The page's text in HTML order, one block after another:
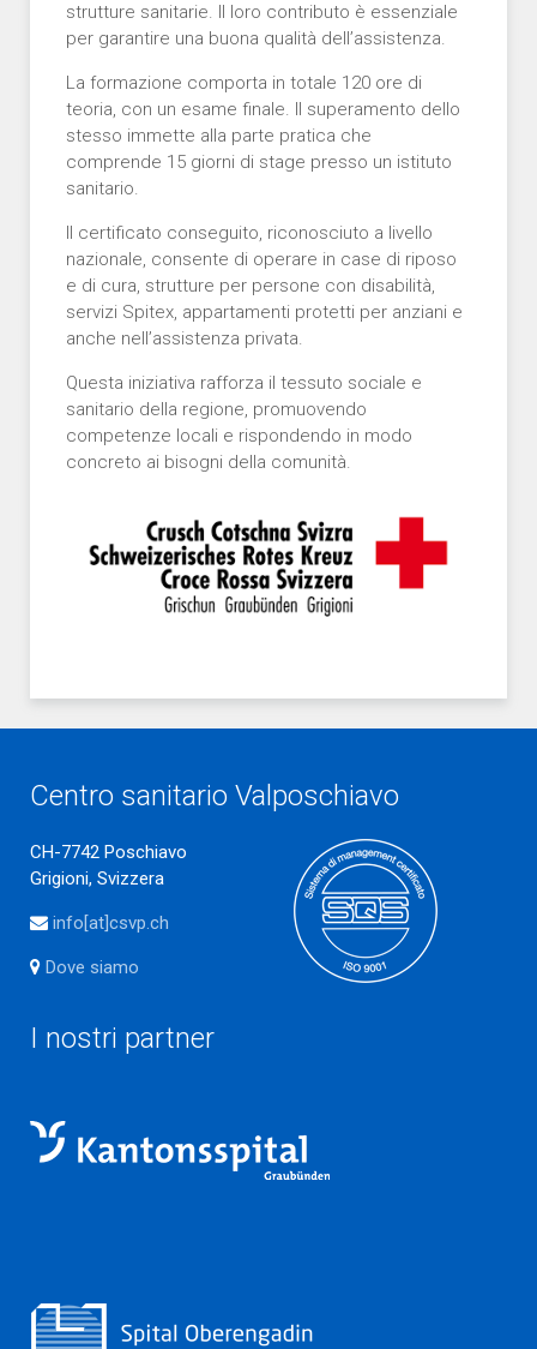
strutture sanitarie. Il loro contributo è essenziale
per garantire una buona qualità dell’assistenza.
La formazione comporta in totale 120 ore di
teoria, con un esame finale. Il superamento dello
stesso immette alla parte pratica che
comprende 15 giorni di stage presso un istituto
sanitario.
Il certificato conseguito, riconosciuto a livello
nazionale, consente di operare in case di riposo
e di cura, strutture per persone con disabilità,
servizi Spitex, appartamenti protetti per anziani e
anche nell’assistenza privata.
Questa iniziativa rafforza il tessuto sociale e
sanitario della regione, promuovendo
competenze locali e rispondendo in modo
concreto ai bisogni della comunità.
Centro sanitario Valposchiavo
CH-7742 Poschiavo
Grigioni, Svizzera
info[at]csvp.ch
Dove siamo
I nostri partner